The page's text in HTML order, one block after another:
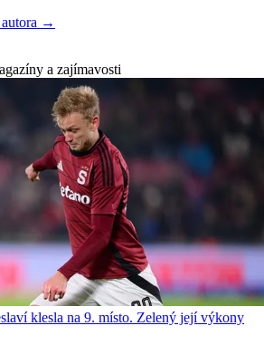
autora →
a zajímavosti
klesla na 9. místo. Zelený její výkony